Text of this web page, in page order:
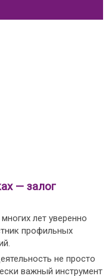
— залог
лет уверенно
профильных
не просто
важный инструмент